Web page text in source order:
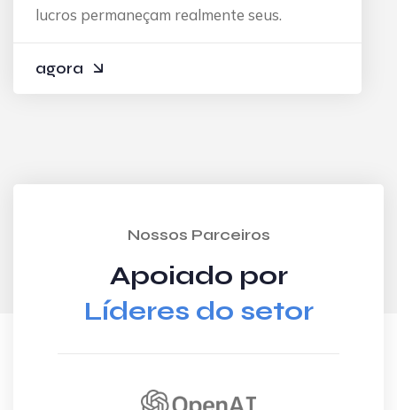
lucros permaneçam realmente seus.
agora
Nossos Parceiros
Apoiado por
Líderes do setor